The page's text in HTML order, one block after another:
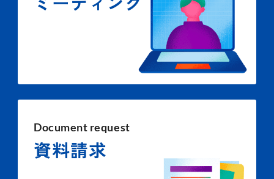
Document request
資料請求